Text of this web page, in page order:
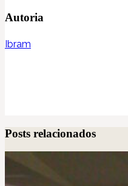
Autoria
Ibram
Posts relacionados